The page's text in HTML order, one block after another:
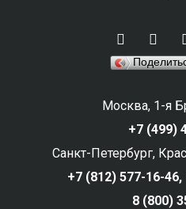
Москва, 1-я
+7 (499)
Санкт-Петербург,
+7 (812) 577-16-46,
8 (800)